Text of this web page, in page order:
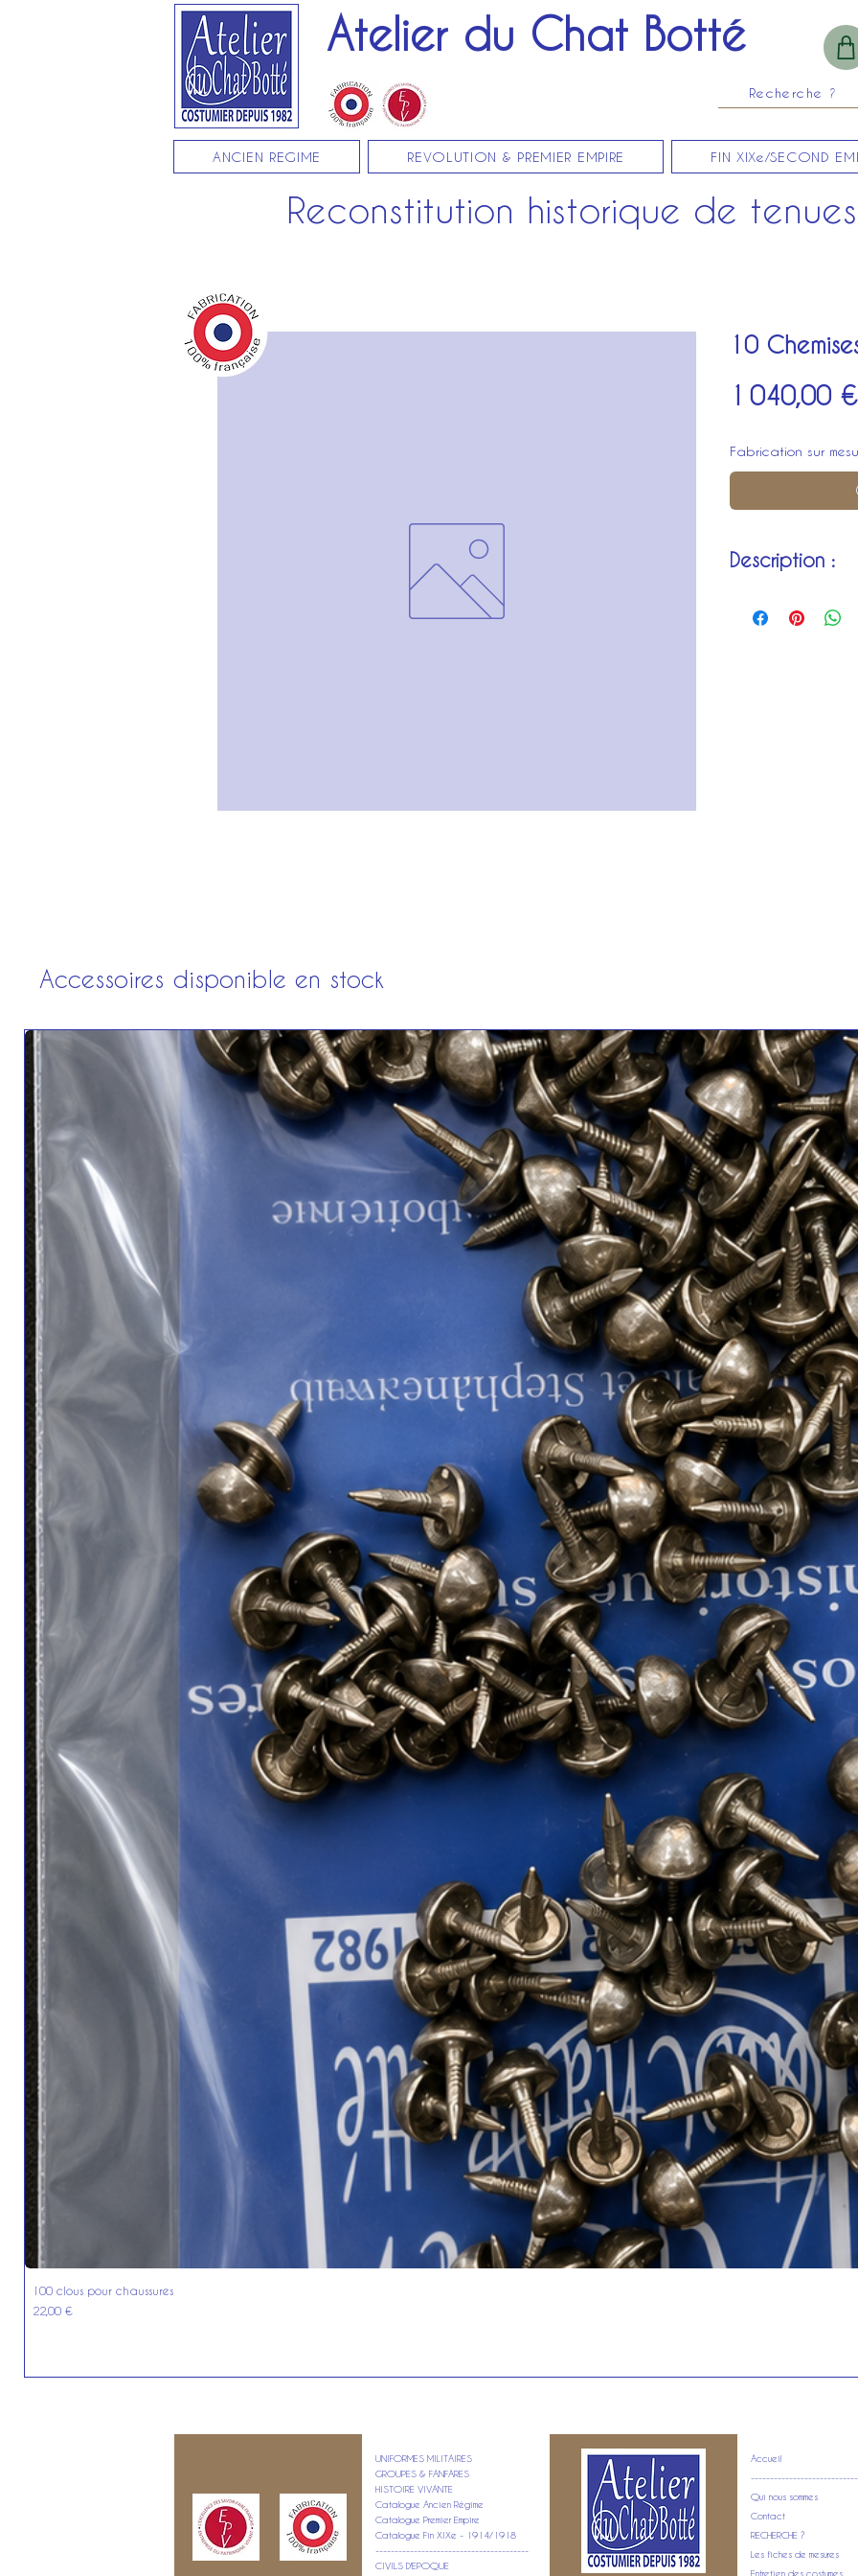
Atelier du Chat Botté
Recherche ?
ANCIEN REGIME REVOLUTION & PREMIER EMPIRE FIN XIXe/SECOND
Reconstitution historique de
10
1 040,00 €
Fabrication sur
Description :
15/001
Accessoires disponible en stock
100 clous pour chaussures
Prix
22,00 €
UNIFORMES MILITAIRES
GROUPES & FANFARES
HISTOIRE VIVANTE
Catalogue Ancien Régime
Catalogue Premier Empire
Catalogue Fin XIXe - 1914/1918
----------------------------------------
CIVILS D'EPOQUE
Accueil
Qui nous sommes
Contact
RECHERCHE ?
Les fiches de mesures
Entretien des costumes